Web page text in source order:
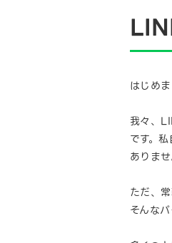
はじめ
我々、
です。
ありませ
ただ、
そんな